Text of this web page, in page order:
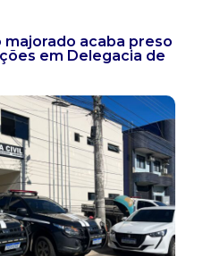
acaba preso
em Delegacia de